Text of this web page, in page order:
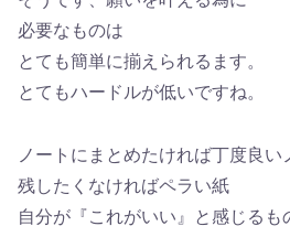
必要なものは
とても簡単に揃えられるます。
とてもハードルが低いですね。
ノートにまとめたければ丁度良い
残したくなければペラい紙
自分が『これがいい』と感じるも